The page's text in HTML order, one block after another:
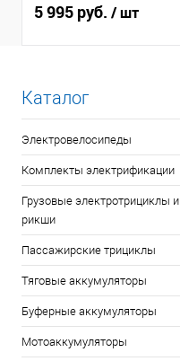
5 995 руб. / шт
Каталог
Электровелосипеды
Комплекты электрификации
Грузовые электротрициклы и
рикши
Пассажирские трициклы
Тяговые аккумуляторы
Буферные аккумуляторы
Мотоаккумуляторы